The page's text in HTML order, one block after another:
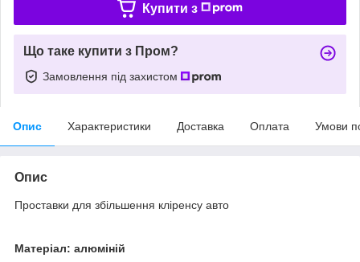
Купити з
Що таке купити з Пром?
Замовлення під захистом
Опис Характеристики Доставка Оплата Умови
Опис
Проставки для збільшення кліренсу авто
Матеріал: алюміній